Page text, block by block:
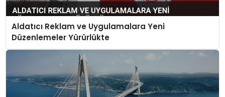
Aldatıcı Reklam ve Uygulamalara Yeni
Düzenlemeler Yürürlükte